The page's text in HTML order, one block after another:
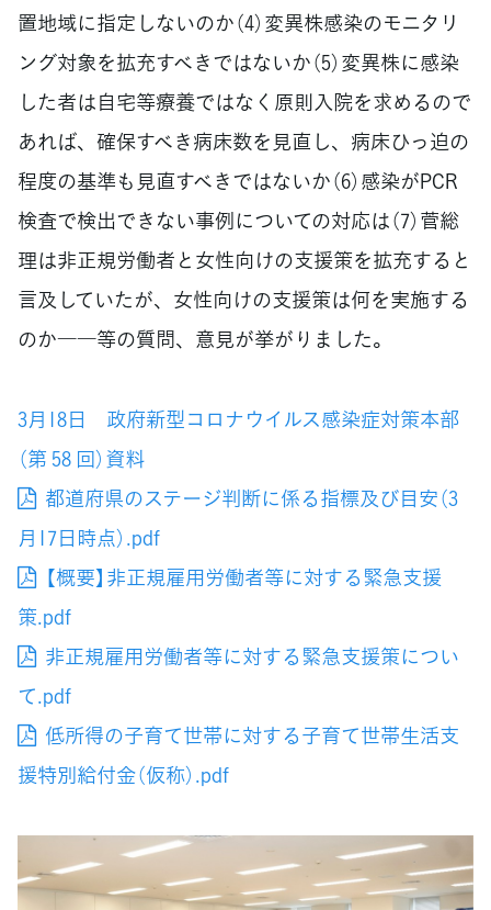
置地域に指定しないのか（4）変異株感染のモニタリ
ング対象を拡充すべきではないか（5）変異株に感染
した者は自宅等療養ではなく原則入院を求めるので
あれば、確保すべき病床数を見直し、病床ひっ迫の
程度の基準も見直すべきではないか（6）感染がPCR
検査で検出できない事例についての対応は（7）菅総
理は非正規労働者と女性向けの支援策を拡充すると
言及していたが、女性向けの支援策は何を実施する
のか――等の質問、意見が挙がりました。
3月18日 政府新型コロナウイルス感染症対策本部
（第 58 回）資料
都道府県のステージ判断に係る指標及び目安（3
月17日時点）.pdf
【概要】非正規雇用労働者等に対する緊急支援
策.pdf
非正規雇用労働者等に対する緊急支援策につい
て.pdf
低所得の子育て世帯に対する子育て世帯生活支
援特別給付金（仮称）.pdf